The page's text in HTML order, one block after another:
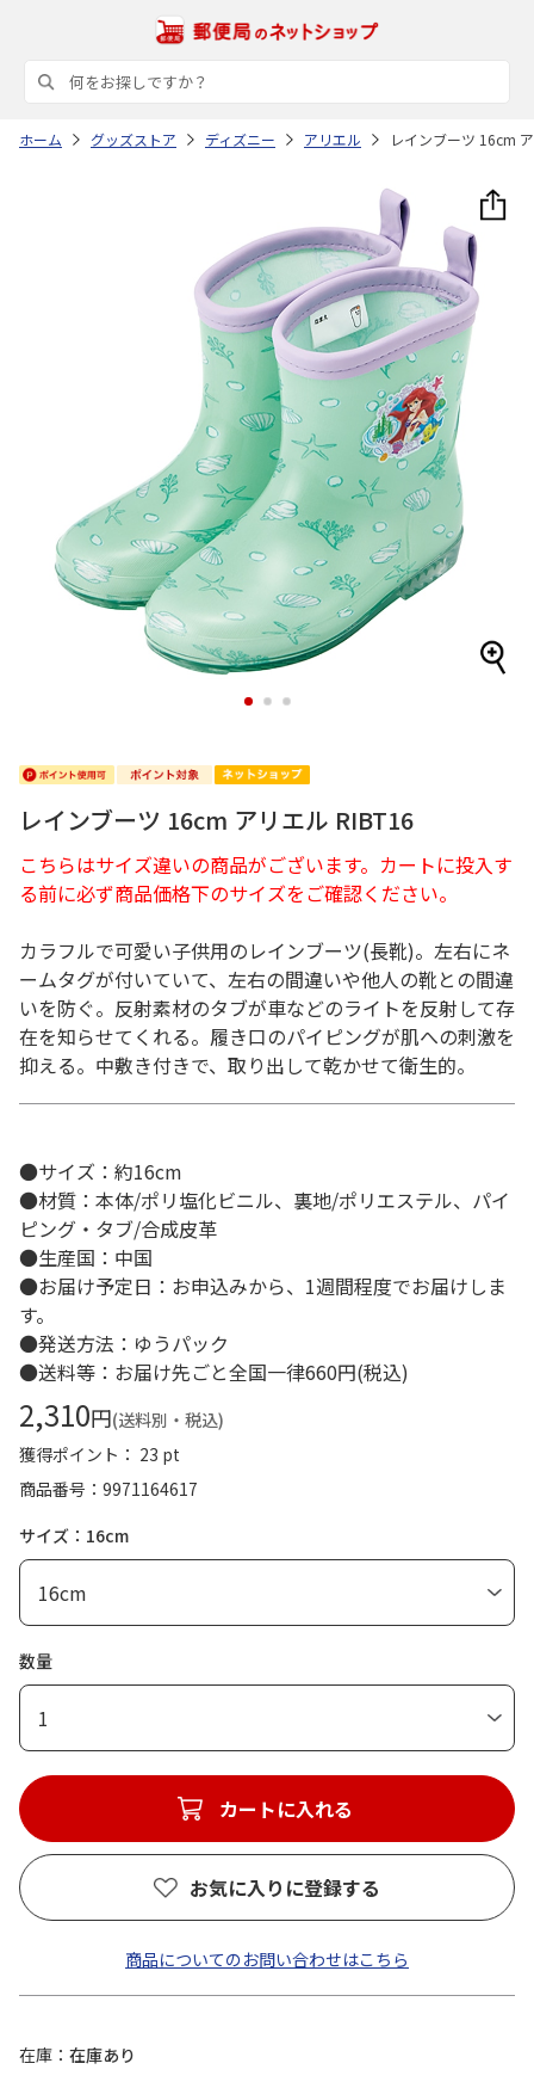
ホーム グッズストア ディズニー アリエル レインブーツ 16cm
1 2 3
レインブーツ 16cm アリエル RIBT16
こちらはサイズ違いの商品がございます。カートに投入す
る前に必ず商品価格下のサイズをご確認ください。
カラフルで可愛い子供用のレインブーツ(長靴)。左右にネ
ームタグが付いていて、左右の間違いや他人の靴との間違
いを防ぐ。反射素材のタブが車などのライトを反射して存
在を知らせてくれる。履き口のパイピングが肌への刺激を
抑える。中敷き付きで、取り出して乾かせて衛生的。
●サイズ：約16cm
●材質：本体/ポリ塩化ビニル、裏地/ポリエステル、パイ
ピング・タブ/合成皮革
●生産国：中国
●お届け予定日：お申込みから、1週間程度でお届けしま
す。
●発送方法：ゆうパック
●送料等：お届け先ごと全国一律660円(税込)
2,310円(送料別・税込)
獲得ポイント： 23 pt
商品番号
9971164617
サイズ：16cm
数量
1
カートに入れる
お気に入りに登録する
商品についてのお問い合わせはこちら
在庫
在庫あり